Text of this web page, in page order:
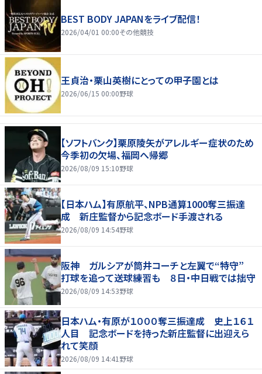
BEST BODY JAPANをライブ配信！
2026/04/01 00:00その他競技
王貞治・栗山英樹にとっての甲子園とは
2026/06/15 00:00野球
【ソフトバンク】栗原陵矢がアレルギー症状のため
今季初の欠場、福岡へ帰郷
2026/08/09 15:10野球
【日本ハム】有原航平、NPB通算1000奪三振達
成 新庄監督から記念ボード手渡される
2026/08/09 14:54野球
阪神 ガルシアが筒井コーチと左翼で“特守”
打球を追って送球練習も ８日・中日戦では拙守
2026/08/09 14:53野球
日本ハム・有原が１０００奪三振達成 史上１６１
人目 記念ボードを持った新庄監督に出迎えら
れて笑顔
2026/08/09 14:41 野球